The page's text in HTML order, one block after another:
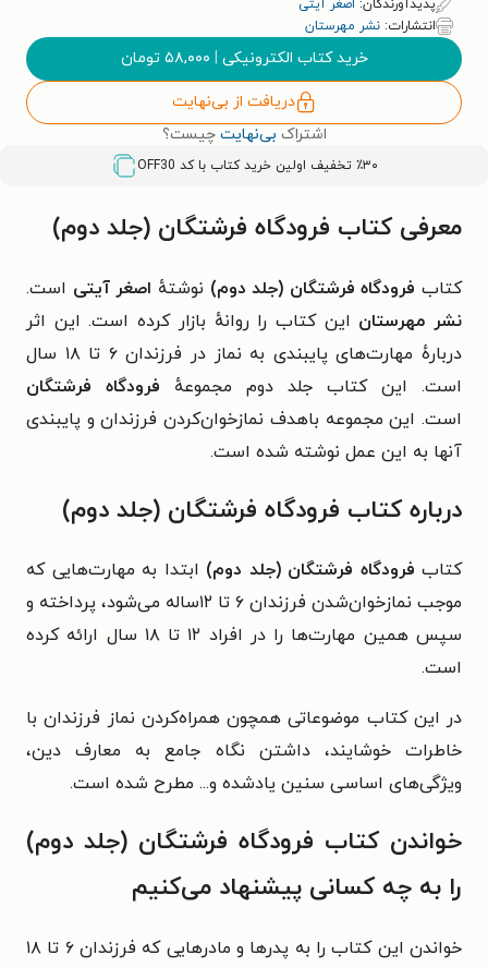
پدیدآورندگان: اصغر آیتی
انتشارات: نشر مهرستان
خرید کتاب الکترونیکی | ۵۸,۰۰۰ تومان
دریافت از بی‌نهایت
اشتراک بی‌نهایت چیست؟
٪۳۰ تخفیف اولین خرید کتاب با کد OFF30
معرفی کتاب فرودگاه فرشتگان (جلد دوم)
کتاب فرودگاه فرشتگان (جلد دوم) نوشتهٔ اصغر آیتی است.
نشر مهرستان این کتاب را روانهٔ بازار کرده است. این اثر
دربارهٔ مهارت‌های پایبندی به نماز در فرزندان ۶ تا ۱۸ سال
است. این کتاب جلد دوم مجموعهٔ فرودگاه فرشتگان
است. این مجموعه باهدف نمازخوان‌کردن فرزندان و پایبندی
آنها به این عمل نوشته شده است.
درباره کتاب فرودگاه فرشتگان (جلد دوم)
کتاب فرودگاه فرشتگان (جلد دوم) ابتدا به مهارت‌هایی که
موجب نماز‌خوان‌شدن فرزندان ۶ تا ۱۲ساله می‌شود، پرداخته و
سپس همین مهارت‌ها را در افراد ۱۲ تا ۱۸ سال ارائه کرده
است.
در این کتاب موضوعاتی همچون همراه‌کردن نماز فرزندان با
خاطرات خوشایند، داشتن نگاه جامع به معارف دین،
ویژگی‌های اساسی سنین یادشده و... مطرح شده است.
خواندن کتاب فرودگاه فرشتگان (جلد دوم)
را به چه کسانی پیشنهاد می‌کنیم
خواندن این کتاب را به پدرها و مادرهایی که فرزندان ۶ تا ۱۸